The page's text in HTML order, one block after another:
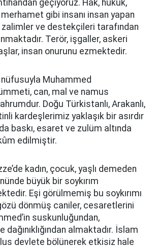
geçiyoruz. Hak, hukuk,
gibi insanı insan yapan
ve destekçileri tarafından
Terör, işgaller, askeri
insan onurunu ezmektedir.
nüfusuyla Muhammed
can, mal ve namus
Doğu Türkistanlı, Arakanlı,
kardeşlerimiz yaklaşık bir asırdır
baskı, esaret ve zulüm altında
edilmiştir.
kadın, çocuk, yaşlı demeden
büyük bir soykırım
Eşi görülmemiş bu soykırımı
dönmüş caniler, cesaretlerini
suskunluğundan,
dağınıklığından almaktadır. İslam
devlete bölünerek etkisiz hale